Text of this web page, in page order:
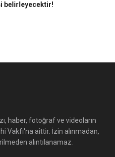
belirleyecektir!
haber, fotoğraf ve videoların
Vakfı'na aittir. İzin alınmadan,
alıntılanamaz.